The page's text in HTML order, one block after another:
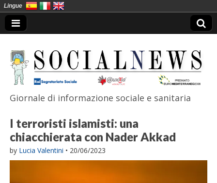
SocialNews
Giornale di informazione sociale e sanitaria
I terroristi islamisti: una
chiacchierata con Nader Akkad
by Lucia Valentini • 20/06/2023
Lingue